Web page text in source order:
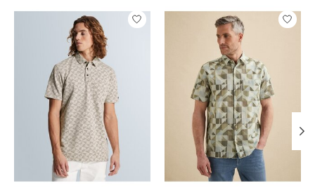
Items van productcarrousel